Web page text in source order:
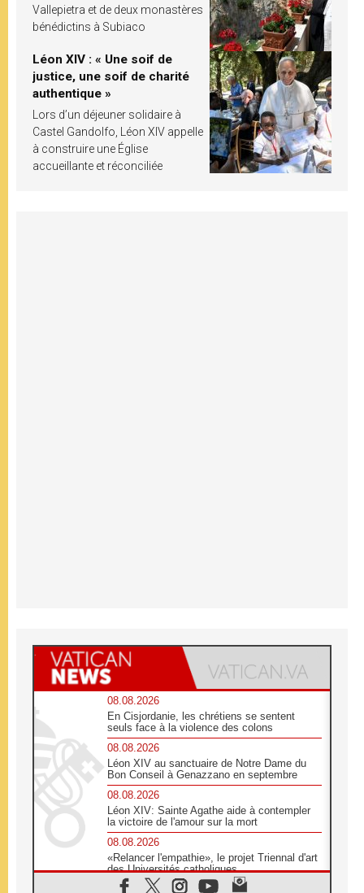
Vallepietra et de deux monastères
bénédictins à Subiaco
Léon XIV : « Une soif de
justice, une soif de charité
authentique »
Lors d’un déjeuner solidaire à
Castel Gandolfo, Léon XIV appelle
à construire une Église
accueillante et réconciliée
08.08.2026
En Cisjordanie, les chrétiens se sentent
seuls face à la violence des colons
08.08.2026
Léon XIV au sanctuaire de Notre Dame du
Bon Conseil à Genazzano en septembre
08.08.2026
Léon XIV: Sainte Agathe aide à contempler
la victoire de l'amour sur la mort
08.08.2026
«Relancer l'empathie», le projet Triennal d'art
des Universités catholiques
08.08.2026